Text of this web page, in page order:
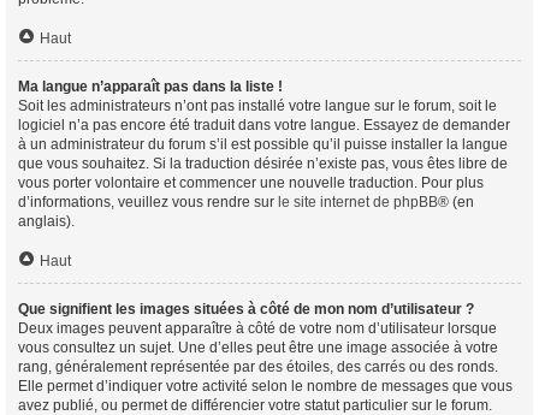
Haut
Ma langue n’apparaît pas dans la liste !
Soit les administrateurs n’ont pas installé votre langue sur le forum, soit le
logiciel n’a pas encore été traduit dans votre langue. Essayez de demander
à un administrateur du forum s’il est possible qu’il puisse installer la langue
que vous souhaitez. Si la traduction désirée n’existe pas, vous êtes libre de
vous porter volontaire et commencer une nouvelle traduction. Pour plus
d’informations, veuillez vous rendre sur le site internet de phpBB® (en
anglais).
Haut
Que signifient les images situées à côté de mon nom d’utilisateur ?
Deux images peuvent apparaître à côté de votre nom d’utilisateur lorsque
vous consultez un sujet. Une d’elles peut être une image associée à votre
rang, généralement représentée par des étoiles, des carrés ou des ronds.
Elle permet d’indiquer votre activité selon le nombre de messages que vous
avez publié, ou permet de différencier votre statut particulier sur le forum.